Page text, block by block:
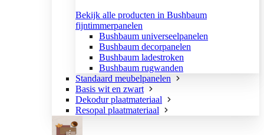
Bekijk alle producten in Bushbaum
fijntimmerpanelen
Bushbaum universeelpanelen
Bushbaum decorpanelen
Bushbaum ladestroken
Bushbaum rugwanden
Standaard meubelpanelen
Basis wit en zwart
Dekodur plaatmateriaal
Resopal plaatmateriaal